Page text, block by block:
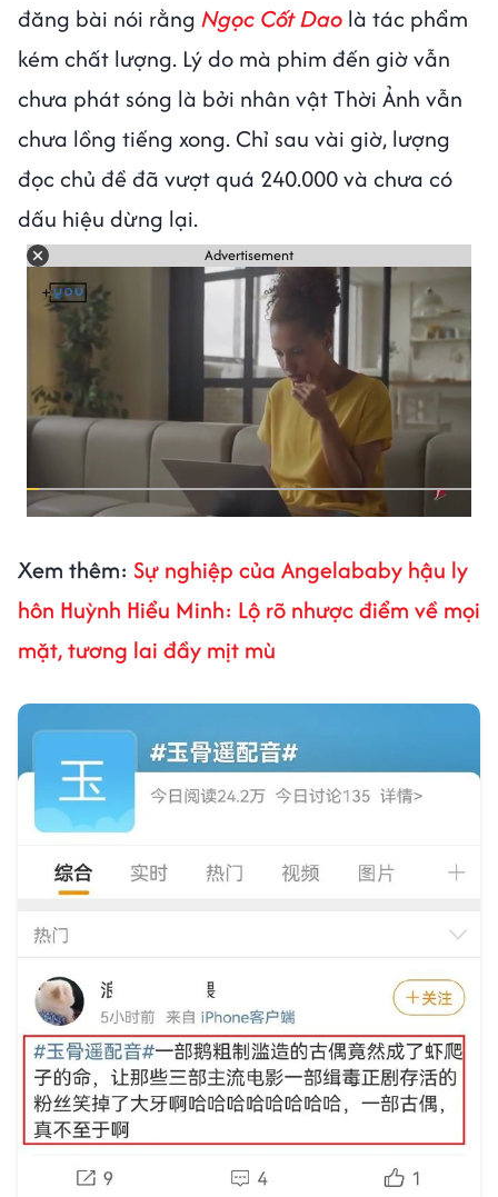
đăng bài nói rằng Ngọc Cốt Dao là tác phẩm
kém chất lượng. Lý do mà phim đến giờ vẫn
chưa phát sóng là bởi nhân vật Thời Ảnh vẫn
chưa lồng tiếng xong. Chỉ sau vài giờ, lượng
đọc chủ đề đã vượt quá 240.000 và chưa có
dấu hiệu dừng lại.
Advertisement
Xem thêm: Sự nghiệp của Angelababy hậu ly
hôn Huỳnh Hiểu Minh: Lộ rõ nhược điểm về mọi
mặt, tương lai đầy mịt mù